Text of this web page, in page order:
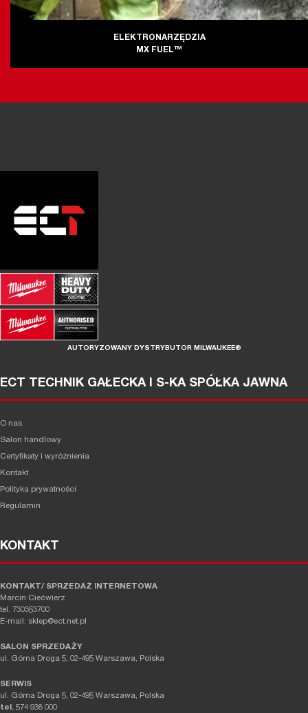
ELEKTRONARZĘDZIA
MX FUEL™
AUTORYZOWANY DYSTRYBUTOR MILWAUKEE®
ECT TECHNIK GAŁECKA I S-KA SPÓŁKA JAWNA
O nas
Salon handlowy
Certyfikaty i wyróżnienia
Kontakt
Polityka prywatności
Regulamin
KONTAKT
KONTAKT/ SPRZEDAŻ INTERNETOWA
Marcin Ciećwierz
tel. 730353700
E-mail: sklep@ect.net.pl
SALON SPRZEDAŻY
ul. Górna Droga 5, 02-495 Warszawa, Polska
SERWIS
ul. Górna Droga 5, 02-495 Warszawa, Polska
tel. 574 938 000